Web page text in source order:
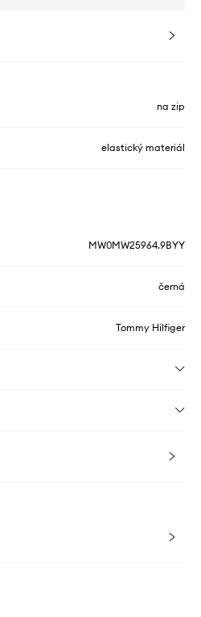
na zip
elastický materiál
MW0MW25964.9BYY
černá
Tommy Hilfiger